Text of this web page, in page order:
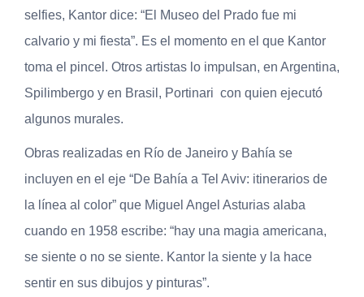
selfies, Kantor dice: “El Museo del Prado fue mi
calvario y mi fiesta”. Es el momento en el que Kantor
toma el pincel. Otros artistas lo impulsan, en Argentina,
Spilimbergo y en Brasil, Portinari con quien ejecutó
algunos murales.
Obras realizadas en Río de Janeiro y Bahía se
incluyen en el eje “De Bahía a Tel Aviv: itinerarios de
la línea al color” que Miguel Angel Asturias alaba
cuando en 1958 escribe: “hay una magia americana,
se siente o no se siente. Kantor la siente y la hace
sentir en sus dibujos y pinturas”.